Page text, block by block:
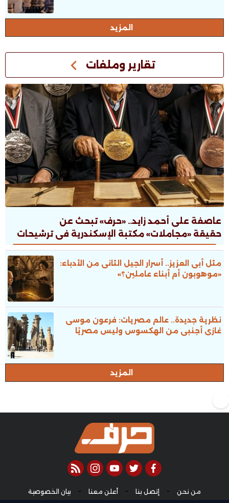
المزيد
تقارير وملفات
عاصفة على أحمد زايد.. «حرف» تبحث عن
حقيقة «مجاملات» مكتبة الإسكندرية فى ترشيحات
جوائز الدولة
مثل أبى العزيز.. أسرار الجيل الثانى من الأدباء:
«موهوبون أم أبناء عاملين؟»
نظرية جديدة.. عالم مصريات: فرعون موسى
غازى أجنبى من الهكسوس وليس مصريًا
المزيد
facebook
twitter
youtube
instagram
rss feed
من نحن - إتصل بنا - أعلن معنا - بيان الخصوصية